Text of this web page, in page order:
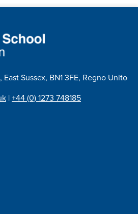
Sussex, BN1 3FE, Regno Unito
|+44 (0) 1273 748185